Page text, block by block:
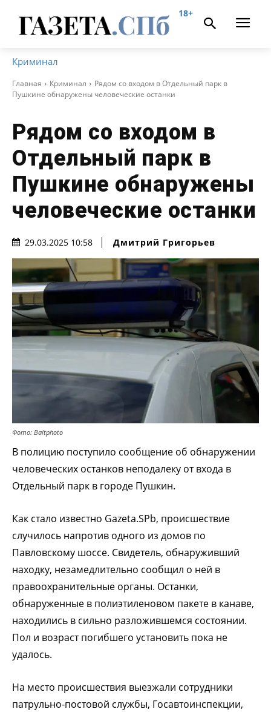
18+
Криминал
Главная Криминал
Рядом со входом в Отдельный парк в
Пушкине обнаружены человеческие останки
Рядом со входом в
Отдельный парк в
Пушкине обнаружены
человеческие останки
29.03.2025 10:58 Дмитрий Григорьев
Фото: Baltphoto
В полицию поступило сообщение об обнаружении
человеческих останков неподалеку от входа в
Отдельный парк в городе Пушкин.
Как стало известно Gazeta.SPb, происшествие
случилось напротив одного из домов по
Павловскому шоссе. Свидетель, обнаруживший
находку, незамедлительно сообщил о ней в
правоохранительные органы. Останки,
обнаруженные в полиэтиленовом пакете в канаве,
находились в сильно разложившемся состоянии.
Пол и возраст погибшего установить пока не
удалось.
На место происшествия выезжали сотрудники
патрульно-постовой службы, Госавтоинспекции,